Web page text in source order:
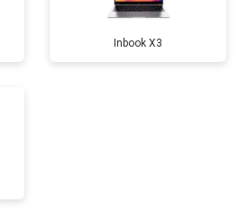
Inbook X3